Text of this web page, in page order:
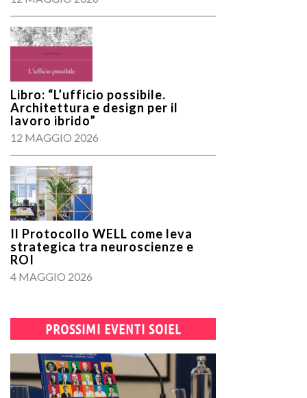
Libro: “L’ufficio possibile.
Architettura e design per il
lavoro ibrido”
12 MAGGIO 2026
Il Protocollo WELL come leva
strategica tra neuroscienze e
ROI
4 MAGGIO 2026
PROSSIMI EVENTI SOIEL